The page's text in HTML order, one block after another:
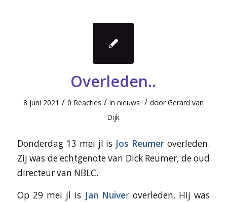
Overleden..
8 juni 2021 / 0 Reacties / in nieuws / doorGerard van
Dijk
Donderdag 13 mei jl is Jos Reumer overleden.
Zij was de echtgenote van Dick Reumer, de oud
directeur van NBLC.
Op 29 mei jl is Jan Nuiveroverleden. Hij was